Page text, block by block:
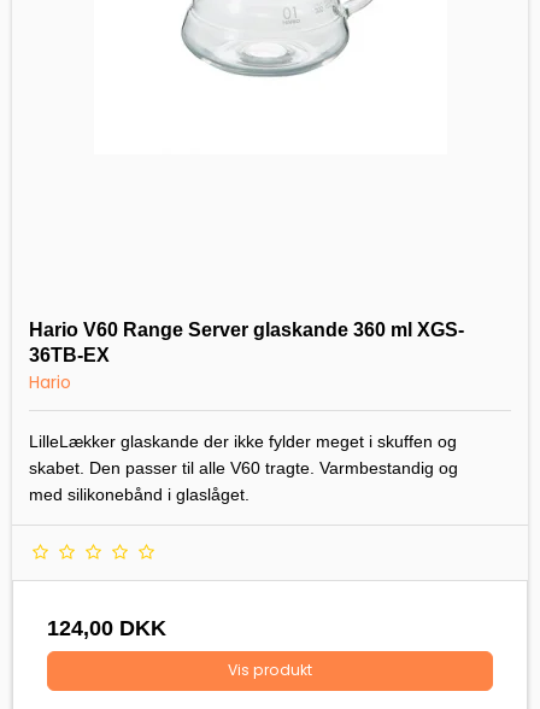
Hario V60 Range Server glaskande 360 ml XGS-
36TB-EX
Hario
LilleLækker glaskande der ikke fylder meget i skuffen og
skabet. Den passer til alle V60 tragte. Varmbestandig og
med silikonebånd i glaslåget.
124,00 DKK
Vis produkt